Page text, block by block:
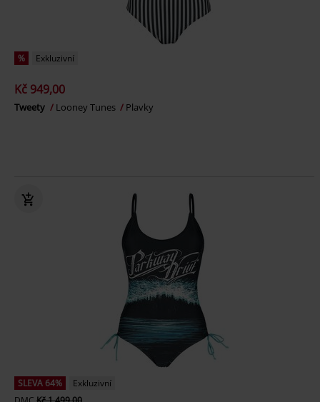
% Exkluzivní
Kč 949,00
Tweety Looney Tunes Plavky
SLEVA 64%
Exkluzivní